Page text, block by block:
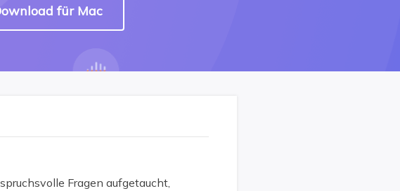
für Mac
Fragen aufgetaucht,